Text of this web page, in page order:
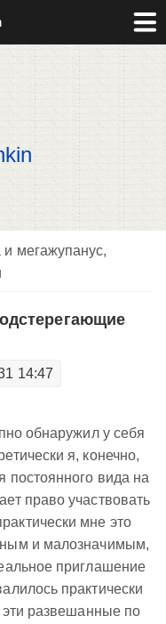
мегажупанус,
14:47
обнаружил у себя
я, конечно,
постоянного вида на
право участвовать
мне это
и малозначимым,
приглашение
практически
эти развешанные по